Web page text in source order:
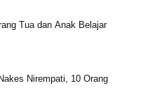
Tua dan Anak Belajar
Nirempati, 10 Orang